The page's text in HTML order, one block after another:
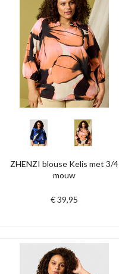
ZHENZI blouse Kelis met 3/4
mouw
€ 39,95